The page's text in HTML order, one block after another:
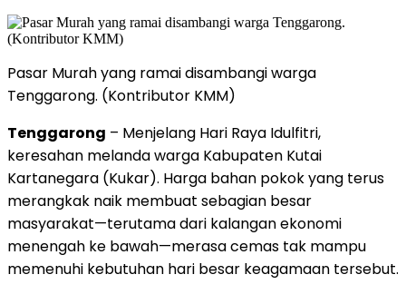
Pasar Murah yang ramai disambangi warga
Tenggarong. (Kontributor KMM)
Tenggarong – Menjelang Hari Raya Idulfitri,
keresahan melanda warga Kabupaten Kutai
Kartanegara (Kukar). Harga bahan pokok yang terus
merangkak naik membuat sebagian besar
masyarakat—terutama dari kalangan ekonomi
menengah ke bawah—merasa cemas tak mampu
memenuhi kebutuhan hari besar keagamaan tersebut.